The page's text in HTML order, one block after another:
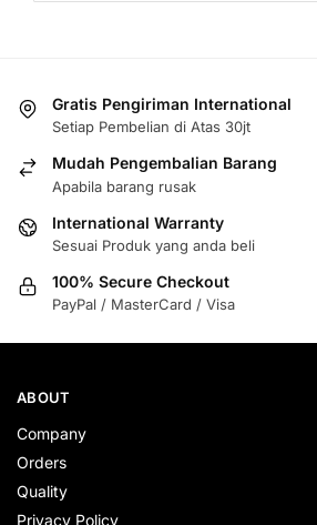
Gratis Pengiriman International
Setiap Pembelian di Atas 30jt
Mudah Pengembalian Barang
Apabila barang rusak
International Warranty
Sesuai Produk yang anda beli
100% Secure Checkout
PayPal / MasterCard / Visa
ABOUT
Company
Orders
Quality
Privacy Policy